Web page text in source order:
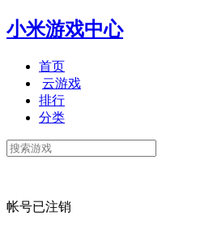
小米游戏中心
首页
云游戏
排行
分类
帐号已注销